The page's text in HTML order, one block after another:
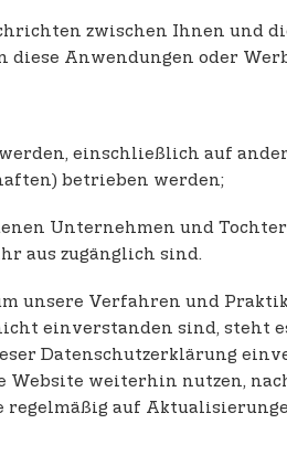
zwischen Ihnen und
Anwendungen oder
einschließlich auf
betrieben werden;
Unternehmen und
aus zugänglich sind.
unsere Verfahren und
einverstanden sind, steht
Datenschutzerklärung
Website weiterhin nutzen,
auf